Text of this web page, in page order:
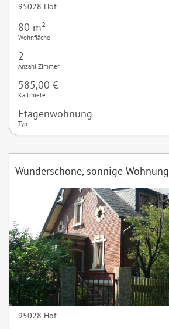
95028 Hof
80 m²
Wohnfläche
2
Anzahl Zimmer
585,00 €
Kaltmiete
Etagenwohnung
Typ
Wunderschöne, sonnige Wohnung
95028 Hof